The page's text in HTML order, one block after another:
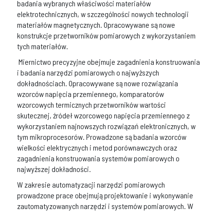
badania wybranych właściwości materiałów
elektrotechnicznych, w szczególności nowych technologii
materiałów magnetycznych. Opracowywane są nowe
konstrukcje przetworników pomiarowych z wykorzystaniem
tych materiałów.
Miernictwo precyzyjne obejmuje zagadnienia konstruowania
i badania narzędzi pomiarowych o najwyższych
dokładnościach. Opracowywane są nowe rozwiązania
wzorców napięcia przemiennego, komparatorów
wzorcowych termicznych przetworników wartości
skutecznej, źródeł wzorcowego napięcia przemiennego z
wykorzystaniem najnowszych rozwiązań elektronicznych, w
tym mikroprocesorów. Prowadzone są badania wzorców
wielkości elektrycznych i metod porównawczych oraz
zagadnienia konstruowania systemów pomiarowych o
najwyższej dokładności.
W zakresie automatyzacji narzędzi pomiarowych
prowadzone prace obejmują projektowanie i wykonywanie
zautomatyzowanych narzędzi i systemów pomiarowych. W